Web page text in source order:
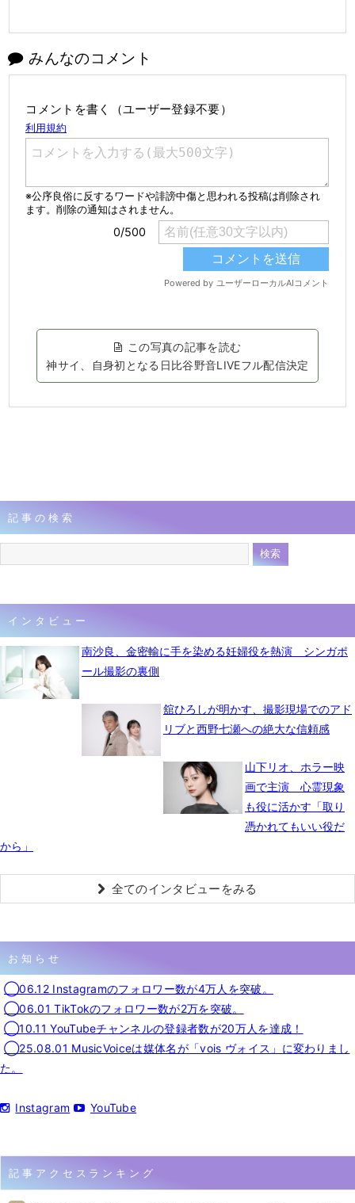
みんなのコメント
コメントを書く（ユーザー登録不要）
この写真の記事を読む
神サイ、自身初となる日比谷野音LIVEフル配信決定
記事の検索
インタビュー
南沙良、金密輸に手を染める妊婦役を熱演 シンガポ
ール撮影の裏側
舘ひろしが明かす、撮影現場でのアド
リブと西野七瀬への絶大な信頼感
山下リオ、ホラー映
画で主演 心霊現象
も役に活かす「取り
憑かれてもいい役だ
から」
全てのインタビューをみる
お知らせ
◯06.12 Instagramのフォロワー数が4万人を突破。
◯06.01 TikTokのフォロワー数が2万を突破。
◯10.11 YouTubeチャンネルの登録者数が20万人を達成！
◯25.08.01 MusicVoiceは媒体名が「vois ヴォイス」に変わりまし
た。
Instagram YouTube
記事アクセスランキング